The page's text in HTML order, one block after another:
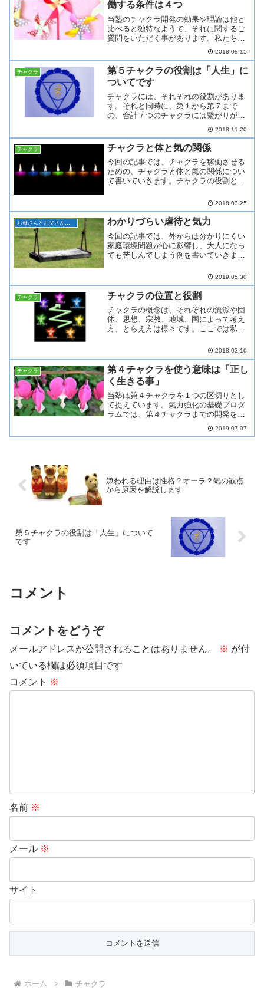
働する条件は４つ
当塾のチャクラ開発の効果や理論は他と
比べると独特なようで、それに関するご
質問をいただく事があります。私たちの
チャクラの開発は、技術（体）と本質
（精神）の両方で使えるようになってい
ただけるものです。今回の記事では、技
術的な部分でチャクラを使う...
2018.08.15
チャクラ
第５チャクラの役割は「人生」に
ついてです
チャクラには、それぞれの役割がありま
す。それと同時に、第１から第７まで
の、合計７つのチャクラには繫がりがあ
り、下部から開発していくと共に、人生
が開けてくるという大きな意味がありま
す。当塾では、チャクラの繋がりと流
れ、それによってどう変わって...
2018.11.20
チャクラ チャクラと体と気の関係
今回の記事では、チャクラを稼働させる
ための、チャクラと体と氣の関係につい
て書いていきます。チャクラの役割とは
そして様々な説があります。当塾の、実
際に開発を続けてきた経験上からの解釈
は以下の通りになります。...
2018.03.25
お母さんとお父さんの子育て塾 わかりづらい虐待と気力
今回の記事では、外からは分かりにくい
家庭環境問題が心に影響し、大人になっ
ても苦しんでしまう例を書いていきま
親が品行方正な人物に見えると、子ども
が問題を起こした時に、あんなにいい親
なのに、親の氣も知らないで...
2019.05.30
チャクラ チャクラの位置と役割
チャクラの概念は、それぞれの流派や団
体、思想、宗教、地域、国によって考え
方、とらえ方は様々です。ここでは私が
を、解説していきます。チャクラとはチ
クリット語で「車輪」という...
2018.03.10
チャクラ
第４チャクラを使う意味は「正し
く生きる事」
当塾は第４チャクラを１つの区切りとし
て捉えています。氣力強化の基礎プログ
ラムでは、第４チャクラまでの開発をし
ています。当塾の瞑想についても第４チ
ャクラの瞑想を目標にしています。そこ
2019.07.07
嫌われる理由は性格？オーラ？氣の観点
から原因を解説します
第５チャクラの役割は「人生」について
です
コメント
コメントをどうぞ
メールアドレスが公開されることはありません。 ※ が付
いている欄は必須項目です
コメント ※
名前 ※
メール ※
サイト
ホーム チャクラ